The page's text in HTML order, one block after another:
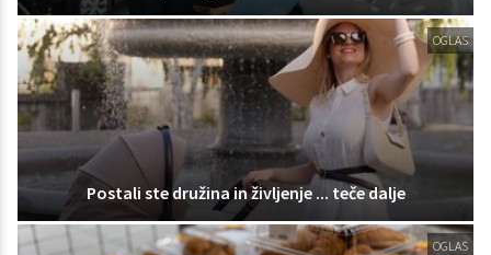
OGLAS
Postali ste družina in življenje ... teče dalje
OGLAS